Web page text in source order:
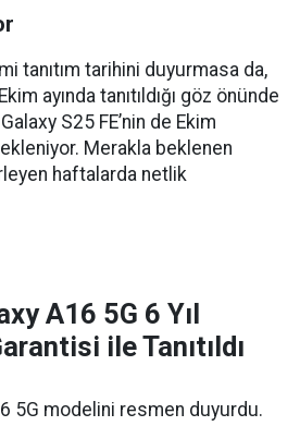
tanıtım tarihini duyurmasa da,
ayında tanıtıldığı göz önünde
S25 FE’nin de Ekim
Merakla beklenen
haftalarda netlik
A16 5G 6 Yıl
ile Tanıtıldı
5G modelini resmen duyurdu.